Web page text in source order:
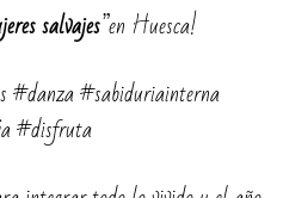
salvajes”en Huesca!
#danza #sabiduriainterna
#disfruta